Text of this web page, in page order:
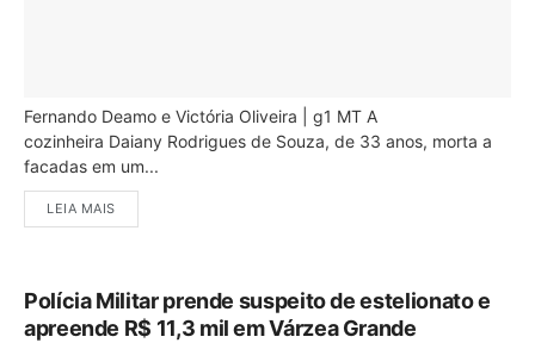
Fernando Deamo e Victória Oliveira | g1 MT A
cozinheira Daiany Rodrigues de Souza, de 33 anos, morta a
facadas em um...
LEIA MAIS
Polícia Militar prende suspeito de estelionato e
apreende R$ 11,3 mil em Várzea Grande